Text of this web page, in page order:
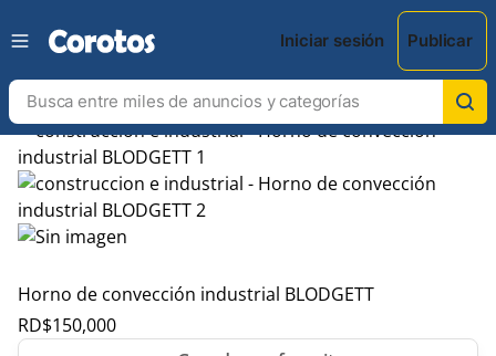
Iniciar sesión Publicar
Horno de convección industrial BLODGETT
RD$150,000